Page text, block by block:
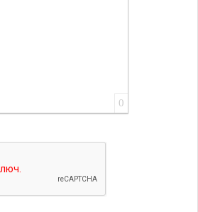
0